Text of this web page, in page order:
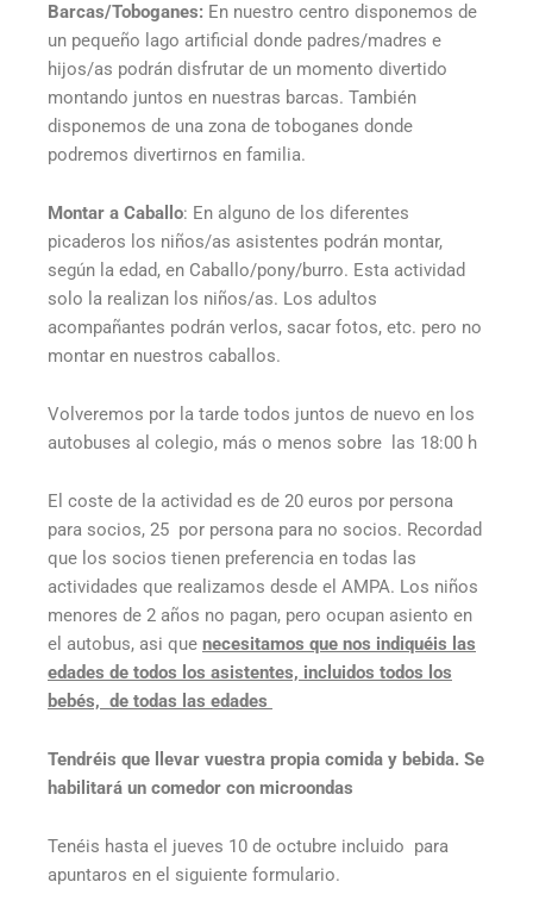
Barcas/Toboganes: En nuestro centro disponemos de
un pequeño lago artificial donde padres/madres e
hijos/as podrán disfrutar de un momento divertido
montando juntos en nuestras barcas. También
disponemos de una zona de toboganes donde
podremos divertirnos en familia.
Montar a Caballo: En alguno de los diferentes
picaderos los niños/as asistentes podrán montar,
según la edad, en Caballo/pony/burro. Esta actividad
solo la realizan los niños/as. Los adultos
acompañantes podrán verlos, sacar fotos, etc. pero no
montar en nuestros caballos.
Volveremos por la tarde todos juntos de nuevo en los
autobuses al colegio, más o menos sobre las 18:00 h
El coste de la actividad es de 20 euros por persona
para socios, 25 por persona para no socios. Recordad
que los socios tienen preferencia en todas las
actividades que realizamos desde el AMPA. Los niños
menores de 2 años no pagan, pero ocupan asiento en
el autobus, asi que necesitamos que nos indiquéis las
edades de todos los asistentes, incluidos todos los
bebés, de todas las edades
Tendréis que llevar vuestra propia comida y bebida. Se
habilitará un comedor con microondas
Tenéis hasta el jueves 10 de octubre incluido para
apuntaros en el siguiente formulario.